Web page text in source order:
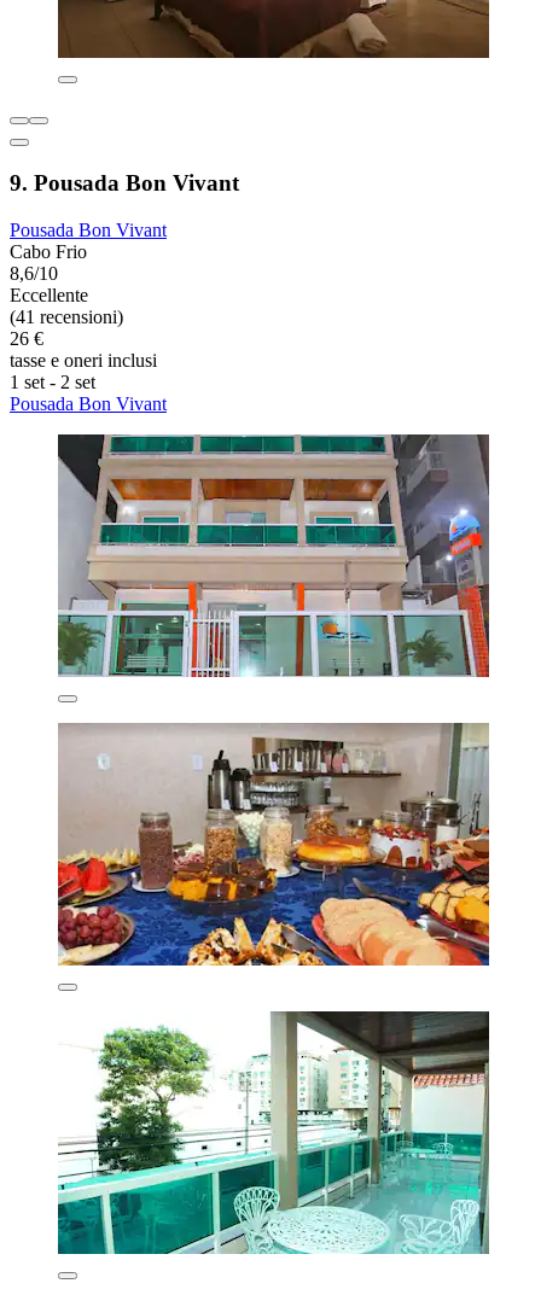
9. Pousada Bon Vivant
Pousada Bon Vivant
Cabo Frio
8,6/10
Eccellente
(41 recensioni)
26 €
tasse e oneri inclusi
1 set - 2 set
Pousada Bon Vivant